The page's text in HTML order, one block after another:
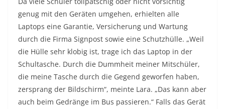
genug mit den Geräten umgehen, erhielten alle
Laptops eine Garantie, Versicherung und Wartung
durch die Firma Signpost sowie eine Schutzhülle. „Weil
die Hülle sehr klobig ist, trage ich das Laptop in der
Schultasche. Durch die Dummheit meiner Mitschüler,
die meine Tasche durch die Gegend geworfen haben,
zersprang der Bildschirm“, meinte Lara. „Das kann aber
auch beim Gedränge im Bus passieren.“ Falls das Gerät